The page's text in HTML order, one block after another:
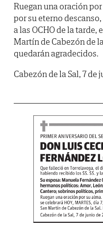
Ruegan una oración
por su eterno descanso,
a las OCHO de la
Martín de Cabezón de
quedarán agradecidos.
Cabezón de la Sal, 7 de